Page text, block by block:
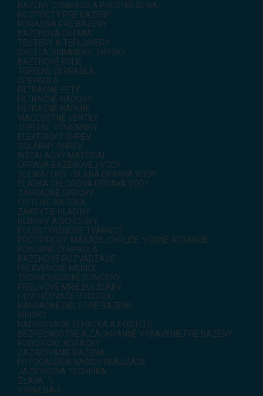
BAZÉNY COMPASS A PRESTREŠENIA
ROZPOČTY PRE BAZÉNY
PORADŇA PRE BAZÉNY
BAZÉNOVÁ CHÉMIA
TESTERY A TEPLOMERY
SVETLÁ, SKIMMERY, TRYSKY
BAZÉNOVÉ FÓLIE
TEPELNÉ ČERPADLÁ
ČERPADLÁ
FILTRAČNÉ SETY
FILTRAČNÉ NÁDOBY
FILTRAČNÉ NÁPLNE
VIACCESTNÉ VENTILY
TEPELNÉ VÝMENNÍKY
ELEKTRICKÝ OHREV
SOLÁRNY OHREV
INŠTALAČNÝ MATERIÁL
ÚPRAVA BAZÉNOVEJ VODY
SOLINÁTORY - SLANÁ ÚPRAVA VODY
SLADKÁ CHLÓROVÁ ÚPRAVA VODY
ZÁHRADNÉ SPRCHY
ČISTENIE BAZÉNA
ZAKRYTIE HLADINY
REBRÍKY A SCHODÍKY
POLYSTYRÉNOVÉ TVÁRNICE
PROTIPRÚDY, MASÁŽE, CHRLIČE, VODNÉ ATRAKCIE
PONORNÉ ČERPADLÁ
BAZÉNOVÉ ROZVÁDZAČE
FREKVENČNÉ MENIČE
TECHNOLOGICKÉ DOMČEKY
PRELIVOVÉ MRIEŽKY,ŽĽABY
ODVLHČOVAČE VZDUCHU
NÁHRADNÉ DIELY PRE BAZÉNY
VÍRIVKY
NAFUKOVACIE LEHÁTKA A POSTELE
BEZPEČNOSTNÉ A ZÁCHRANNÉ VYBAVENIE PRE BAZÉNY
ROBOTICKÉ KOSAČKY
ZAZIMOVANIE BAZÉNA
FOTOGALÉRIA NAŠICH REALIZÁCIÍ
JAZIERKOVÁ TECHNIKA
ZĽAVA -%
VÝPREDAJ